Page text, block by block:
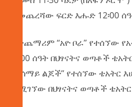
የመጨረሻው ፍርድ እሑድ 12፡00
በተጨማሪም “አዮ ቦራ” የተሰኘው
4፡00 ሰዓት በህፃናትና ወጣቶች
“የሰማይ ልጆች” የተሰኘው ቴአትር
በሚገኘው በህፃናትና ወጣቶች ቴአትር